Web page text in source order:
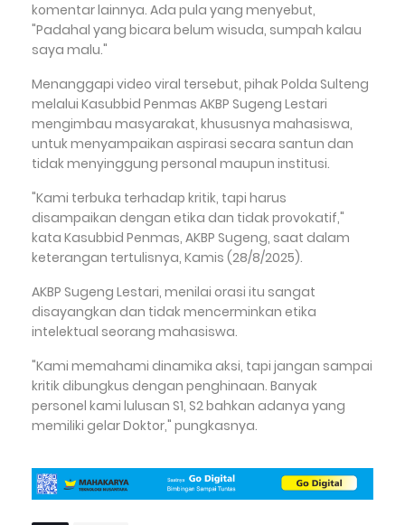
komentar lainnya. Ada pula yang menyebut,
"Padahal yang bicara belum wisuda, sumpah kalau
saya malu."
Menanggapi video viral tersebut, pihak Polda Sulteng
melalui Kasubbid Penmas AKBP Sugeng Lestari
mengimbau masyarakat, khususnya mahasiswa,
untuk menyampaikan aspirasi secara santun dan
tidak menyinggung personal maupun institusi.
"Kami terbuka terhadap kritik, tapi harus
disampaikan dengan etika dan tidak provokatif,"
kata Kasubbid Penmas, AKBP Sugeng, saat dalam
keterangan tertulisnya, Kamis (28/8/2025).
AKBP Sugeng Lestari, menilai orasi itu sangat
disayangkan dan tidak mencerminkan etika
intelektual seorang mahasiswa.
"Kami memahami dinamika aksi, tapi jangan sampai
kritik dibungkus dengan penghinaan. Banyak
personel kami lulusan S1, S2 bahkan adanya yang
memiliki gelar Doktor," pungkasnya.